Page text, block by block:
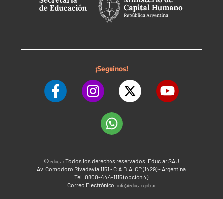
¡Seguinos!
©educ.arTodos los derechos reservados. Educ.ar SAU
Av. Comodoro Rivadavia 1151 - C.A.B.A. CP (1429) - Argentina
Tel: 0800-444-1115 (opción 4)
Correo Electrónico: info@educar.gob.ar